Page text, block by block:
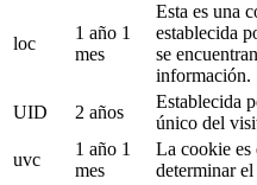
loc
1 año 1
mes
Esta es una
establecida
se
información.
UID
2 años
Establecida
único del
uvc
1 año 1
mes
La cookie es
determinar